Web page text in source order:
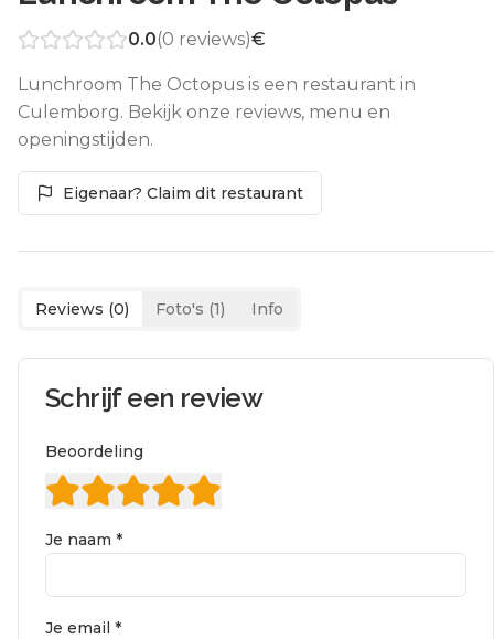
0.0(0 reviews)€
Lunchroom The Octopus is een restaurant in
Culemborg. Bekijk onze reviews, menu en
openingstijden.
Eigenaar? Claim dit restaurant
Reviews (0) Foto's (1) Info
Schrijf een review
Beoordeling
Je naam *
Je email *